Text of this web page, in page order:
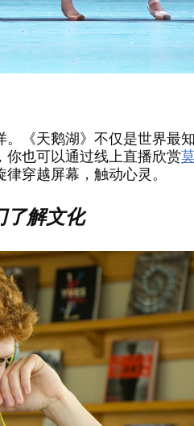
《天鹅湖》不仅是世界最
也可以通过线上直播欣赏
穿越屏幕，触动心灵。
解文化